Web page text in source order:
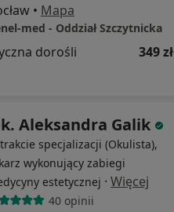
• Mapa
med - Oddział Szczytnicka
dorośli 349 zł
Aleksandra Galik
specjalizacji (Okulista),
wykonujący zabiegi
estetycznej · Więcej
40 opinii